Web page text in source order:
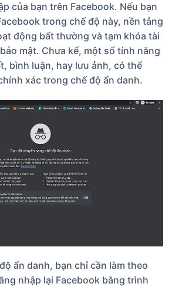
của bạn trên Facebook. Nếu bạn
trong chế độ này, nền tảng
động bất thường và tạm khóa tài
mật. Chưa kể, một số tính năng
bình luận, hay lưu ảnh, có thể
xác trong chế độ ẩn danh.
ẩn danh, bạn chỉ cần làm theo
nhập lại Facebook bằng trình